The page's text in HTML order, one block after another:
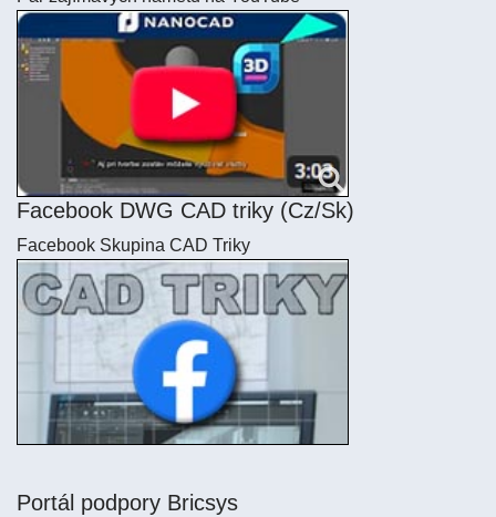
Facebook DWG CAD triky (Cz/Sk)
Facebook Skupina CAD Triky
Portál podpory Bricsys